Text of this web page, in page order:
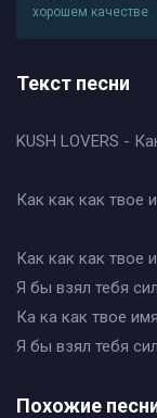
хорошем качестве
Текст песни
KUSH LOVERS -
Как как как твое
Как как как твое
Я бы взял тебя
Ка ка как твое
Я бы взял тебя
Похожие